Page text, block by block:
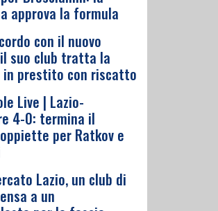
approva la formula
con il nuovo
suo club tratta la
in prestito con riscatto
Live | Lazio-
4-0: termina il
per Ratkov e
Lazio, un club di
a un